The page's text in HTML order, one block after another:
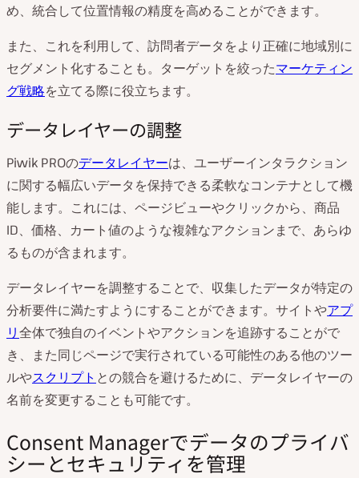
め、統合して位置情報の精度を高めることができます。
また、これを利用して、訪問者データをより正確に地域別に
セグメント化することも。ターゲットを絞ったマーケティン
グ戦略を立てる際に役立ちます。
データレイヤーの調整
Piwik PROのデータレイヤーは、ユーザーインタラクション
に関する幅広いデータを保持できる柔軟なコンテナとして機
能します。これには、ページビューやクリックから、商品
ID、価格、カート値のような複雑なアクションまで、あらゆ
るものが含まれます。
データレイヤーを調整することで、収集したデータが特定の
分析要件に満たすようにすることができます。サイトやアプ
リ全体で独自のイベントやアクションを追跡することがで
き、また同じページで実行されている可能性のある他のツー
ルやスクリプト との競合を避けるために、データレイヤーの
名前を変更することも可能です。
Consent Managerでデータのプライバ
シーとセキュリティを管理